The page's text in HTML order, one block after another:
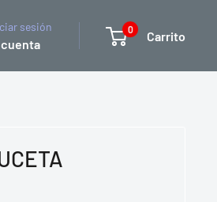
sesión
cuenta
0 Carrito